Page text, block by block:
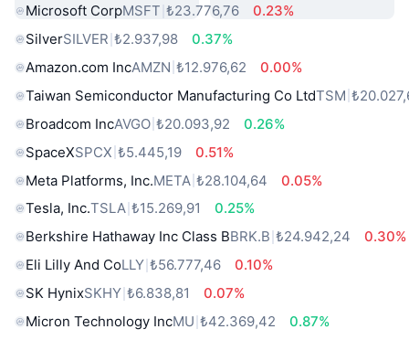
Microsoft CorpMSFT ₺23.776,76
0.23%
SilverSILVER ₺2.937,98
0.37%
Amazon.com IncAMZN ₺12.976,62
0.00%
Taiwan Semiconductor Manufacturing Co LtdTSM
Broadcom IncAVGO ₺20.093,92
0.26%
SpaceXSPCX ₺5.445,19
0.51%
Meta Platforms, Inc.META ₺28.104,64
0.05%
Tesla, Inc.TSLA ₺15.269,91
0.25%
Berkshire Hathaway Inc Class BBRK.B ₺24.942,24
0.30%
Eli Lilly And CoLLY ₺56.777,46
0.10%
SK HynixSKHY ₺6.838,81
0.07%
Micron Technology IncMU ₺42.369,42
0.87%